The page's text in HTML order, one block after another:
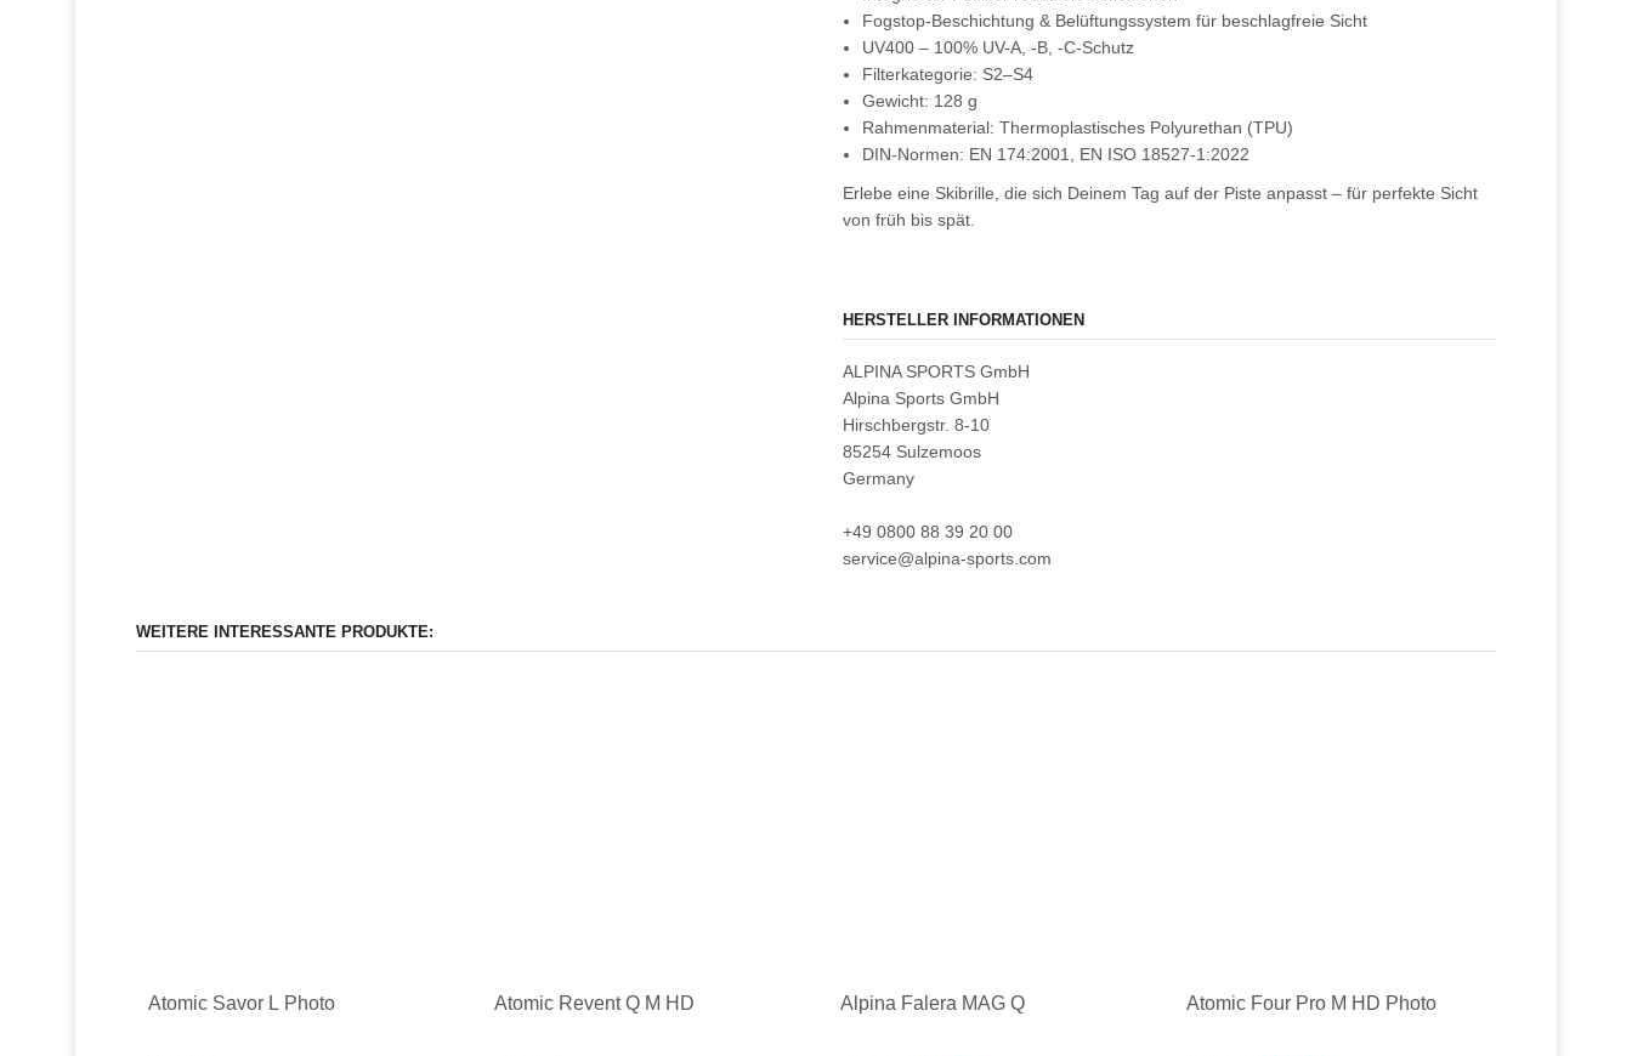
Fogstop-Beschichtung & Belüftungssystem für beschlagfreie Sicht
UV400 – 100% UV-A, -B, -C-Schutz
Filterkategorie: S2–S4
Gewicht: 128 g
Rahmenmaterial: Thermoplastisches Polyurethan (TPU)
DIN-Normen: EN 174:2001, EN ISO 18527-1:2022
Erlebe eine Skibrille, die sich Deinem Tag auf der Piste anpasst – für perfekte Sicht
von früh bis spät.
HERSTELLER INFORMATIONEN
ALPINA SPORTS GmbH
Alpina Sports GmbH
Hirschbergstr. 8-10
85254 Sulzemoos
Germany
+49 0800 88 39 20 00
service@alpina-sports.com
WEITERE INTERESSANTE PRODUKTE:
Atomic Savor L Photo Atomic Revent Q M HD Alpina Falera MAG Q Atomic Four Pro M HD Photo